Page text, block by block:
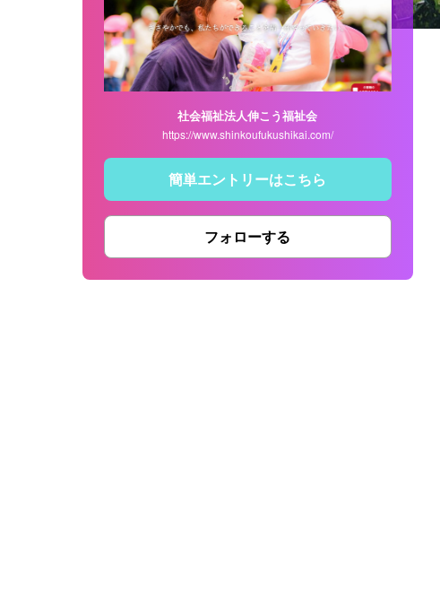
社会福祉法人伸こう福祉会
https://www.shinkoufukushikai.com/
簡単エントリーはこちら
フォローする